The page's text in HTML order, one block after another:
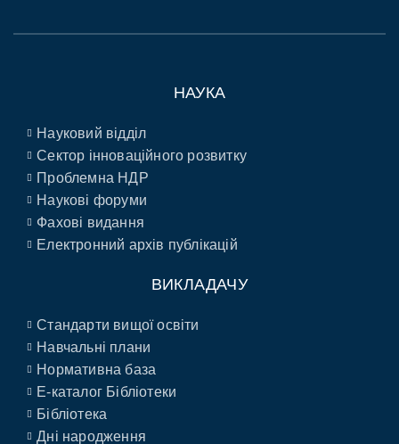
НАУКА
Науковий відділ
Сектор інноваційного розвитку
Проблемна НДР
Наукові форуми
Фахові видання
Електронний архів публікацій
ВИКЛАДАЧУ
Стандарти вищої освіти
Навчальні плани
Нормативна база
E-каталог Бібліотеки
Бібліотека
Дні народження